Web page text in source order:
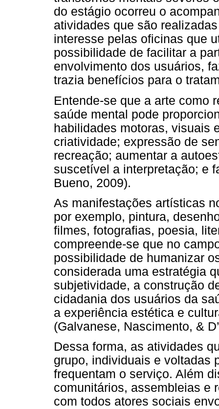
do estágio ocorreu o
atividades que são
interesse pelas oficinas que
possibilidade de facilitar a
envolvimento dos usuários,
trazia benefícios para o
Entende-se que a arte como
saúde mental pode
habilidades motoras, visuais
criatividade; expressão de
recreação; aumentar a
suscetível a interpretação; e
Bueno, 2009).
As manifestações artísticas
por exemplo, pintura,
filmes, fotografias, poesia,
compreende-se que no
possibilidade de humanizar
considerada uma estratégia
subjetividade, a construção
cidadania dos usuários da
a experiência estética e
(Galvanese, Nascimento, &
Dessa forma, as atividades
grupo, individuais e voltadas
frequentam o serviço. Além
comunitários, assembleias e
com todos atores sociais